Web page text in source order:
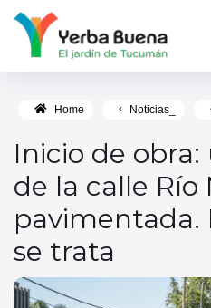
Home Noticias_
Inicio de
de la calle Río
pavimentada.
se trata